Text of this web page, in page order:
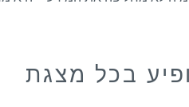
בכל מצגת